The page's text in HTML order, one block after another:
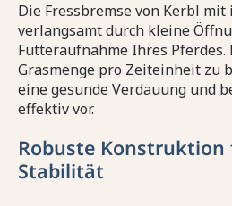
Die Fressbremse von Kerbl
verlangsamt durch kleine
Futteraufnahme Ihres
Grasmenge pro Zeiteinheit zu
eine gesunde Verdauung und
effektiv vor.
Robuste
Stabilität